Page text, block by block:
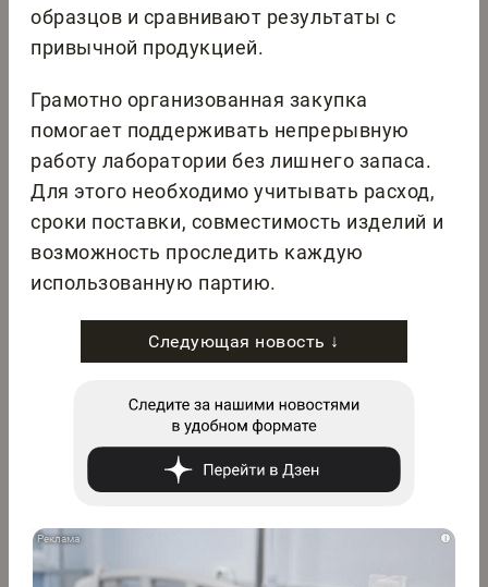
образцов и сравнивают результаты с
привычной продукцией.
Грамотно организованная закупка
помогает поддерживать непрерывную
работу лаборатории без лишнего запаса.
Для этого необходимо учитывать расход,
сроки поставки, совместимость изделий и
возможность проследить каждую
использованную партию.
Следующая новость ↓
i